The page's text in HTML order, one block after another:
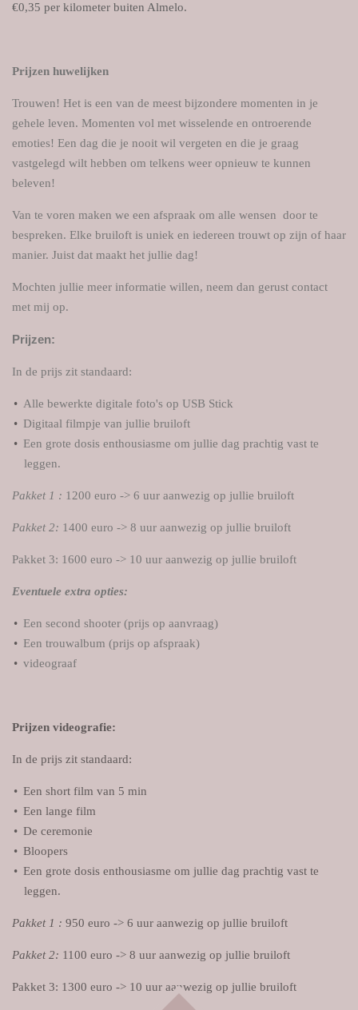
€0,35 per kilometer buiten Almelo.
Prijzen huwelijken
Trouwen! Het is een van de meest bijzondere momenten in je
gehele leven. Momenten vol met wisselende en ontroerende
emoties! Een dag die je nooit wil vergeten en die je graag
vastgelegd wilt hebben om telkens weer opnieuw te kunnen
beleven!
Van te voren maken we een afspraak om alle wensen door te
bespreken. Elke bruiloft is uniek en iedereen trouwt op zijn of haar
manier. Juist dat maakt het jullie dag!
Mochten jullie meer informatie willen, neem dan gerust contact
met mij op.
Prijzen:
In de prijs zit standaard:
Alle bewerkte digitale foto's op USB Stick
Digitaal filmpje van jullie bruiloft
Een grote dosis enthousiasme om jullie dag prachtig vast te
leggen.
Pakket 1 : 1200 euro -> 6 uur aanwezig op jullie bruiloft
Pakket 2: 1400 euro -> 8 uur aanwezig op jullie bruiloft
Pakket 3: 1600 euro -> 10 uur aanwezig op jullie bruiloft
Eventuele extra opties:
Een second shooter (prijs op aanvraag)
Een trouwalbum (prijs op afspraak)
videograaf
Prijzen videografie:
In de prijs zit standaard:
Een short film van 5 min
Een lange film
De ceremonie
Bloopers
Een grote dosis enthousiasme om jullie dag prachtig vast te
leggen.
Pakket 1 : 950 euro -> 6 uur aanwezig op jullie bruiloft
Pakket 2: 1100 euro -> 8 uur aanwezig op jullie bruiloft
Pakket 3: 1300 euro -> 10 uur aanwezig op jullie bruiloft